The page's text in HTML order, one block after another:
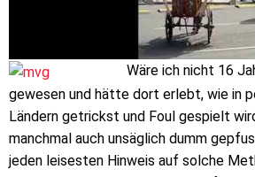
Wäre ich nicht 16
gewesen und hätte dort erlebt, wie in
Ländern getrickst und Foul gespielt
manchmal auch unsäglich dumm
jeden leisesten Hinweis auf solche